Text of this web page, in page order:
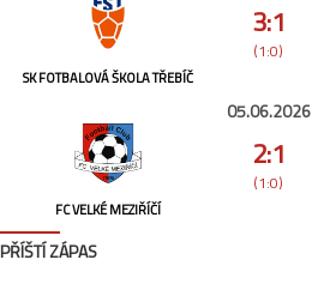
SK FOTBALOVÁ ŠKOLA TŘEBÍČ
3:1
(1:0)
FC VELKÉ MEZIŘÍČÍ
05.06.2026
2:1
(1:0)
PŘÍŠTÍ ZÁPAS